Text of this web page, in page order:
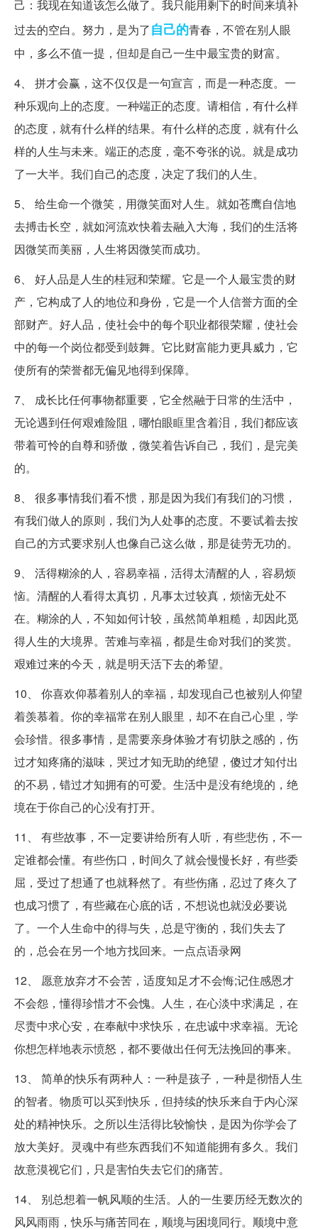
己：我现在知道该怎么做了。我只能用剩下的时间来填补
过去的空白。努力，是为了自己的青春，不管在别人眼
中，多么不值一提，但却是自己一生中最宝贵的财富。
4、 拼才会赢，这不仅仅是一句宣言，而是一种态度。一
种乐观向上的态度。一种端正的态度。请相信，有什么样
的态度，就有什么样的结果。有什么样的态度，就有什么
样的人生与未来。端正的态度，毫不夸张的说。就是成功
了一大半。我们自己的态度，决定了我们的人生。
5、 给生命一个微笑，用微笑面对人生。就如苍鹰自信地
去搏击长空，就如河流欢快着去融入大海，我们的生活将
因微笑而美丽，人生将因微笑而成功。
6、 好人品是人生的桂冠和荣耀。它是一个人最宝贵的财
产，它构成了人的地位和身份，它是一个人信誉方面的全
部财产。好人品，使社会中的每个职业都很荣耀，使社会
中的每一个岗位都受到鼓舞。它比财富能力更具威力，它
使所有的荣誉都无偏见地得到保障。
7、 成长比任何事物都重要，它全然融于日常的生活中，
无论遇到任何艰难险阻，哪怕眼眶里含着泪，我们都应该
带着可怜的自尊和骄傲，微笑着告诉自己，我们，是完美
的。
8、 很多事情我们看不惯，那是因为我们有我们的习惯，
有我们做人的原则，我们为人处事的态度。不要试着去按
自己的方式要求别人也像自己这么做，那是徒劳无功的。
9、 活得糊涂的人，容易幸福，活得太清醒的人，容易烦
恼。清醒的人看得太真切，凡事太过较真，烦恼无处不
在。糊涂的人，不知如何计较，虽然简单粗糙，却因此觅
得人生的大境界。苦难与幸福，都是生命对我们的奖赏。
艰难过来的今天，就是明天活下去的希望。
10、 你喜欢仰慕着别人的幸福，却发现自己也被别人仰望
着羡慕着。你的幸福常在别人眼里，却不在自己心里，学
会珍惜。很多事情，是需要亲身体验才有切肤之感的，伤
过才知疼痛的滋味，哭过才知无助的绝望，傻过才知付出
的不易，错过才知拥有的可爱。生活中是没有绝境的，绝
境在于你自己的心没有打开。
11、 有些故事，不一定要讲给所有人听，有些悲伤，不一
定谁都会懂。有些伤口，时间久了就会慢慢长好，有些委
屈，受过了想通了也就释然了。有些伤痛，忍过了疼久了
也成习惯了，有些藏在心底的话，不想说也就没必要说
了。一个人生命中的得与失，总是守衡的，我们失去了
的，总会在另一个地方找回来。一点点语录网
12、 愿意放弃才不会苦，适度知足才不会悔;记住感恩才
不会怨，懂得珍惜才不会愧。人生，在心淡中求满足，在
尽责中求心安，在奉献中求快乐，在忠诚中求幸福。无论
你想怎样地表示愤怒，都不要做出任何无法挽回的事来。
13、 简单的快乐有两种人：一种是孩子，一种是彻悟人生
的智者。物质可以买到快乐，但持续的快乐来自于内心深
处的精神快乐。之所以生活得比较愉快，是因为你学会了
放大美好。灵魂中有些东西我们不知道能拥有多久。我们
故意漠视它们，只是害怕失去它们的痛苦。
14、 别总想着一帆风顺的生活。人的一生要历经无数次的
风风雨雨，快乐与痛苦同在，顺境与困境同行。顺境中意